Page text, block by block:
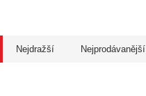
Nejdražší Nejprodávanější